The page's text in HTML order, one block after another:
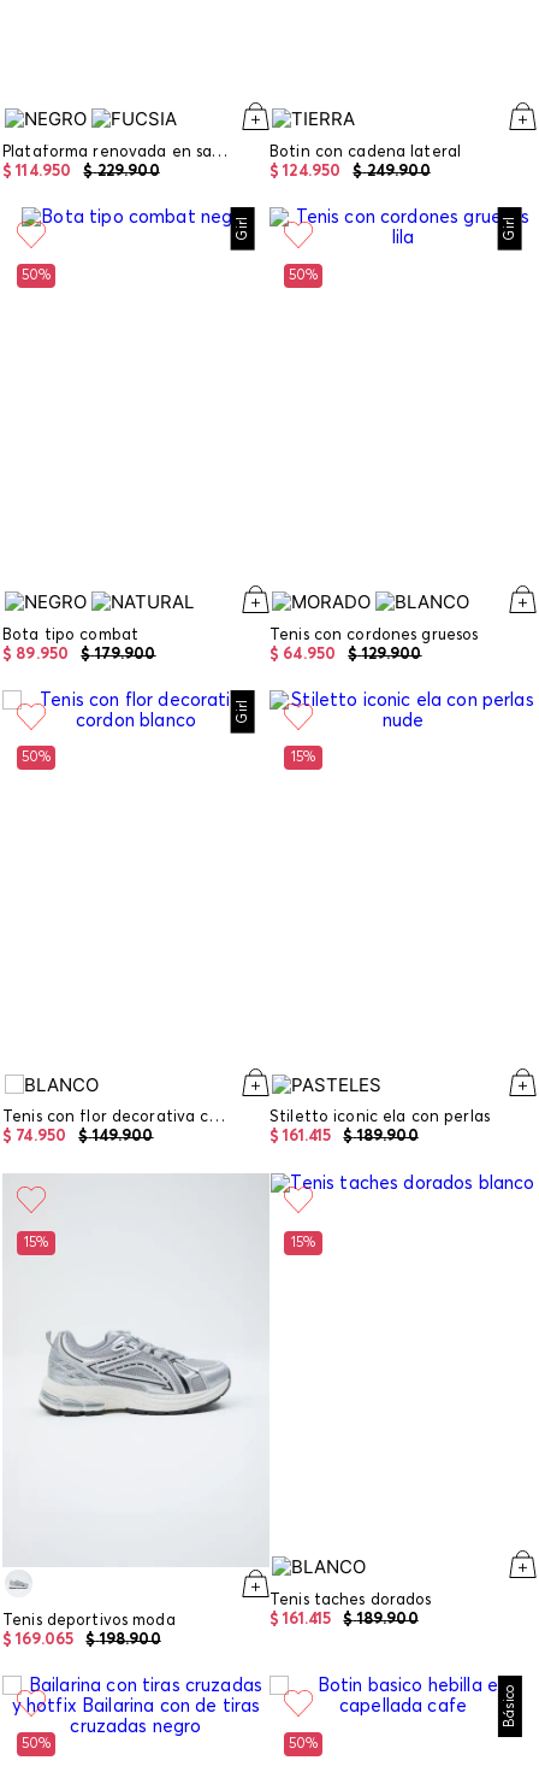
Plataforma renovada en satín con herraje
$ 229.900
$ 114.950
Botin con cadena lateral
$ 249.900
$ 124.950
Girl
50%
Bota tipo combat
$ 179.900
$ 89.950
Girl
50%
Tenis con cordones gruesos
$ 129.900
$ 64.950
Girl
50%
Tenis con flor decorativa cordon
$ 149.900
$ 74.950
15%
Stiletto iconic ela con perlas
$ 189.900
$ 161 .415
15%
Tenis deportivos moda
$ 198.900
$ 169.065
15%
Tenis taches dorados
$ 189.900
$ 161 .415
50%
Básico
50%